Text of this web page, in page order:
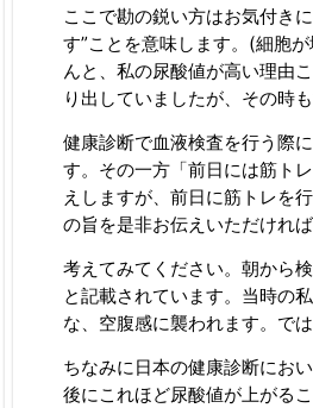
ここで勘の鋭い方はお気付き
す”ことを意味します。(細胞
んと、私の尿酸値が高い理由
り出していましたが、その時
健康診断で血液検査を行う際
す。その一方「前日には筋ト
えしますが、前日に筋トレを
の旨を是非お伝えいただければ
考えてみてください。朝から
と記載されています。当時の
な、空腹感に襲われます。で
ちなみに日本の健康診断にお
後にこれほど尿酸値が上がる